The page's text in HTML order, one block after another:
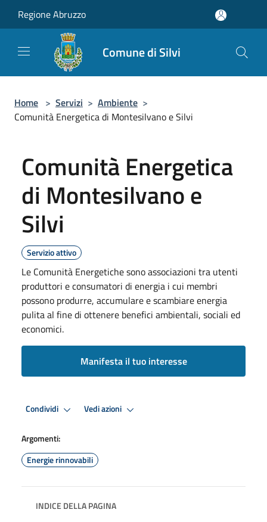
Regione Abruzzo
Comune di Silvi
Home > Servizi > Ambiente >
Comunità Energetica di Montesilvano e Silvi
Comunità Energetica
di Montesilvano e
Silvi
Servizio attivo
Le Comunità Energetiche sono associazioni tra utenti
produttori e consumatori di energia i cui membri
possono produrre, accumulare e scambiare energia
pulita al fine di ottenere benefici ambientali, sociali ed
economici.
Manifesta il tuo interesse
Condividi Vedi azioni
Argomenti:
Energie rinnovabili
INDICE DELLA PAGINA